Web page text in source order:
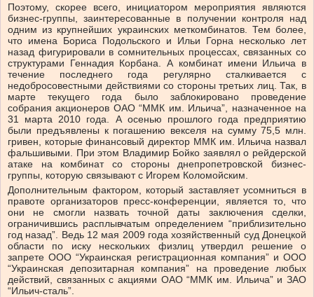
Поэтому, скорее всего, инициатором мероприятия являются
бизнес-группы, заинтересованные в получении контроля над
одним из крупнейших украинских меткомбинатов. Тем более,
что имена Бориса Подольского и Ильи Горна несколько лет
назад фигурировали в сомнительных процессах, связанных со
структурами Геннадия Корбана. А комбинат имени Ильича в
течение последнего года регулярно сталкивается с
недобросовестными действиями со стороны третьих лиц. Так, в
марте текущего года было заблокировано проведение
собрания акционеров ОАО “ММК им. Ильича”, назначенное на
31 марта 2010 года. А осенью прошлого года предприятию
были предъявлены к погашению векселя на сумму 75,5 млн.
гривен, которые финансовый директор ММК им. Ильича назвал
фальшивыми. При этом Владимир Бойко заявлял о рейдерской
атаке на комбинат со стороны днепропетровской бизнес-
группы, которую связывают с Игорем Коломойским.
Дополнительным фактором, который заставляет усомниться в
правоте организаторов пресс-конференции, является то, что
они не смогли назвать точной даты заключения сделки,
ограничившись расплывчатым определением “приблизительно
год назад”. Ведь 12 мая 2009 года хозяйственный суд Донецкой
области по иску нескольких физлиц утвердил решение о
запрете ООО “Украинская регистрационная компания” и ООО
“Украинская депозитарная компания” на проведение любых
действий, связанных с акциями ОАО “ММК им. Ильича” и ЗАО
“Ильич-сталь”.